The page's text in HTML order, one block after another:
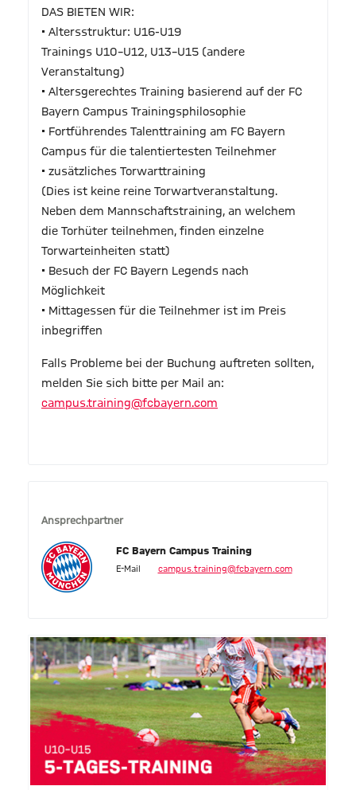
DAS BIETEN WIR:
• Altersstruktur: U16-U19
Trainings U10–U12, U13–U15 (andere
Veranstaltung)
• Altersgerechtes Training basierend auf der FC
Bayern Campus Trainingsphilosophie
• Fortführendes Talenttraining am FC Bayern
Campus für die talentiertesten Teilnehmer
• zusätzliches Torwarttraining
(Dies ist keine reine Torwartveranstaltung.
Neben dem Mannschaftstraining, an welchem
die Torhüter teilnehmen, finden einzelne
Torwarteinheiten statt)
• Besuch der FC Bayern Legends nach
Möglichkeit
• Mittagessen für die Teilnehmer ist im Preis
inbegriffen
Falls Probleme bei der Buchung auftreten sollten,
melden Sie sich bitte per Mail an:
campus.training@fcbayern.com
Ansprechpartner
FC Bayern Campus Training
E-Mail campus.training@fcbayern.com